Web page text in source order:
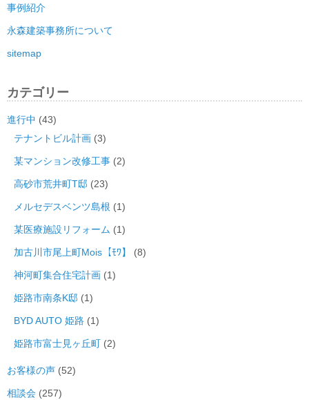
事例紹介
永森建築事務所について
sitemap
カテゴリー
進行中 (43)
テナントビル計画 (3)
某マンション改修工事 (2)
高砂市荒井町T邸 (23)
メルセデスベンツ島根 (1)
某医療施設リフォーム (1)
加古川市尾上町Mois【ﾓﾜ】 (8)
神河町集合住宅計画 (1)
姫路市南条K邸 (1)
BYD AUTO 姫路 (1)
姫路市富士見ヶ丘町 (2)
お客様の声 (52)
相談会 (257)